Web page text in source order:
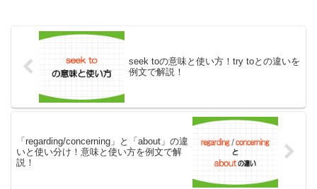
seek toの意味と使い方！try toとの違いを
例文で解説！
「regarding/concerning」と「about」の違
いと使い分け！意味と使い方を例文で解
説！